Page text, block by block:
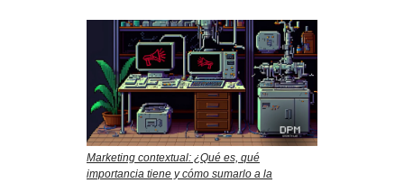
Marketing contextual: ¿Qué es, qué
importancia tiene y cómo sumarlo a la